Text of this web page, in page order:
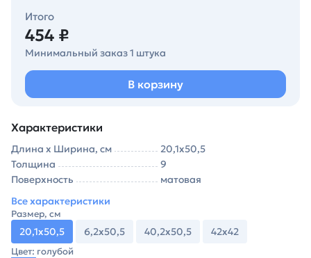
Итого
454 ₽
Минимальный заказ 1 штука
В корзину
Характеристики
Длина х Ширина, см
20,1х50,5
Толщина
9
Поверхность
матовая
Все характеристики
Размер, см
20,1х50,5 6,2х50,5 40,2х50,5 42х42
Цвет: голубой